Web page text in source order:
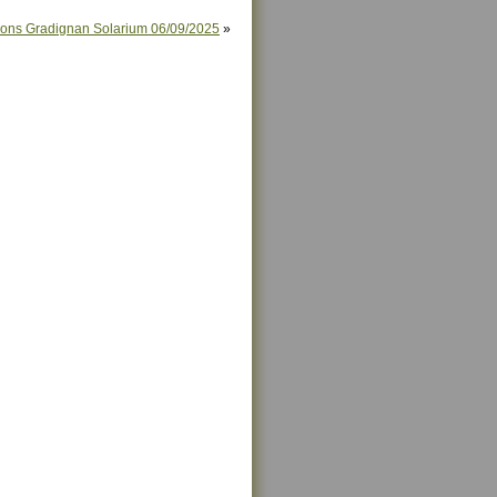
Gradignan Solarium 06/09/2025 »